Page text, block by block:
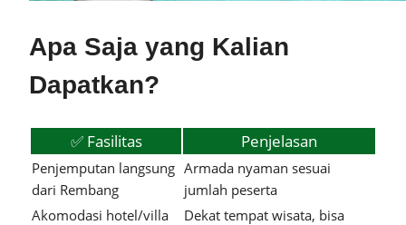
Apa Saja yang Kalian
Dapatkan?
✅ Fasilitas Penjelasan
Penjemputan langsung
dari Rembang
Armada nyaman sesuai
jumlah peserta
Akomodasi hotel/villa
Dekat tempat wisata, bisa